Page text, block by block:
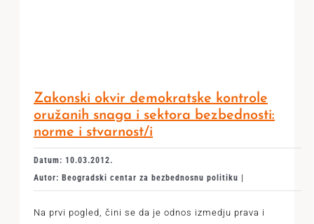
Zakonski okvir demokratske kontrole
oružanih snaga i sektora bezbednosti:
norme i stvarnost/i
Datum: 10.03.2012.
Autor: Beogradski centar za bezbednosnu politiku |
Na prvi pogled, čini se da je odnos izmedju prava i